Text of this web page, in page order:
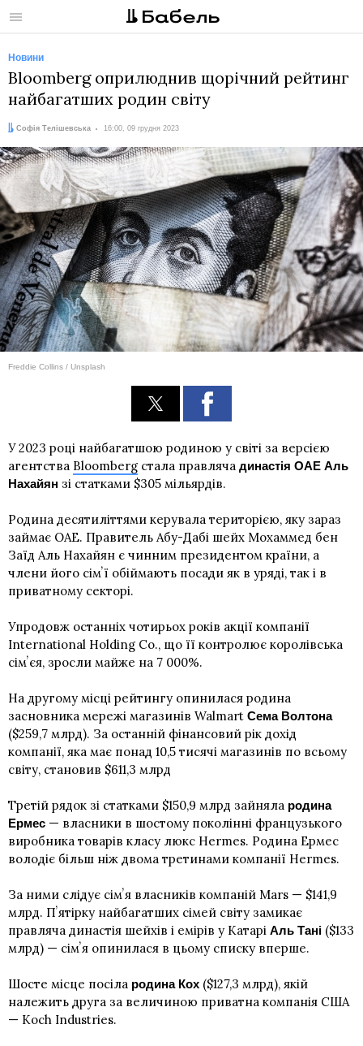
Меню
Новини
Bloomberg оприлюднив щорічний рейтинг
найбагатших родин світу
Автор:
Софія Телішевська
Дата: 16:00, 09 грудня 2023
Freddie Collins / Unsplash
У 2023 році найбагатшою родиною у світі за версією
агентства Bloomberg стала правляча династія ОАЕ Аль
Нахайян зі статками $305 мільярдів.
Родина десятиліттями керувала територією, яку зараз
займає ОАЕ. Правитель Абу-Дабі шейх Мохаммед бен
Заїд Аль Нахайян є чинним президентом країни, а
члени його сімʼї обіймають посади як в уряді, так і в
приватному секторі.
Упродовж останніх чотирьох років акції компанії
International Holding Co., що її контролює королівська
сімʼєя, зросли майже на 7 000%.
На другому місці рейтингу опинилася родина
засновника мережі магазинів Walmart Сема Волтона
($259,7 млрд). За останній фінансовий рік дохід
компанії, яка має понад 10,5 тисячі магазинів по всьому
світу, становив $611,3 млрд
Третій рядок зі статками $150,9 млрд зайняла родина
Ермес — власники в шостому поколінні французького
виробника товарів класу люкс Hermes. Родина Ермес
володіє більш ніж двома третинами компанії Hermes.
За ними слідує сімʼя власників компаній Mars — $141,9
млрд. Пʼятірку найбагатших сімей світу замикає
правляча династія шейхів і емірів у Катарі Аль Тані ($133
млрд) — сімʼя опинилася в цьому списку вперше.
Шосте місце посіла родина Кох ($127,3 млрд), якій
належить друга за величиною приватна компанія США
— Koch Industries.